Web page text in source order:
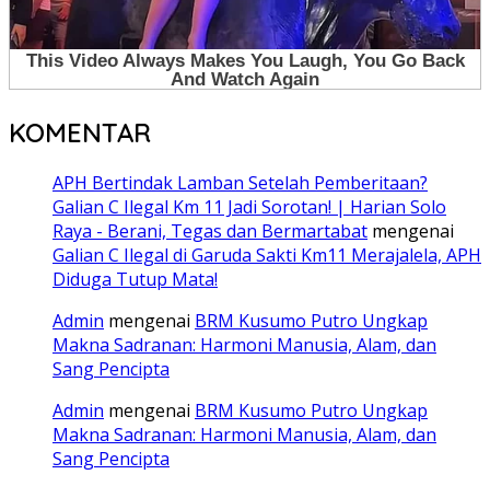
KOMENTAR
APH Bertindak Lamban Setelah Pemberitaan?
Galian C Ilegal Km 11 Jadi Sorotan! | Harian Solo
Raya - Berani, Tegas dan Bermartabat mengenai
Galian C Ilegal di Garuda Sakti Km11 Merajalela, APH
Diduga Tutup Mata!
Admin mengenai BRM Kusumo Putro Ungkap
Makna Sadranan: Harmoni Manusia, Alam, dan
Sang Pencipta
Admin mengenai BRM Kusumo Putro Ungkap
Makna Sadranan: Harmoni Manusia, Alam, dan
Sang Pencipta